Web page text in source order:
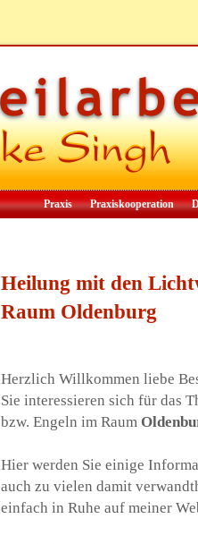
Praxis Praxiskooperation
Heilung mit den
Raum Oldenburg
Herzlich Willkommen liebe
Sie interessieren sich für das
bzw. Engeln im Raum
Hier werden Sie einige
auch zu vielen damit
einfach in Ruhe auf meiner